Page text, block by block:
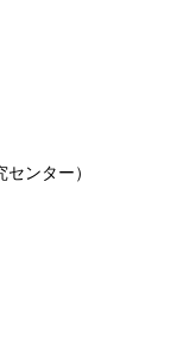
ンター）